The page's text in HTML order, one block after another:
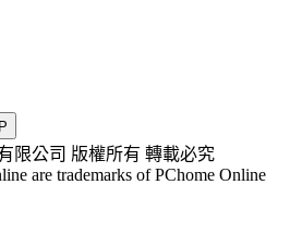
限公司 版權所有 轉載必究
are trademarks of PChome Online